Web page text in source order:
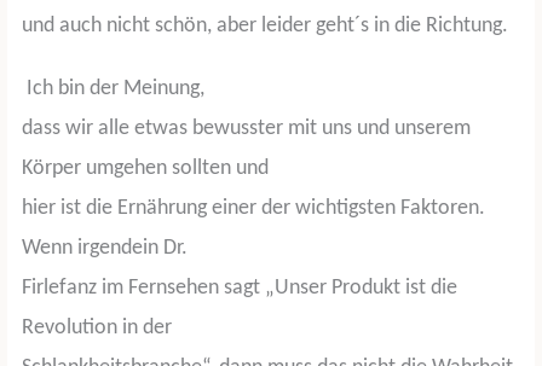
und auch nicht schön, aber leider geht´s in die Richtung.
Ich bin der Meinung,
dass wir alle etwas bewusster mit uns und unserem
Körper umgehen sollten und
hier ist die Ernährung einer der wichtigsten Faktoren.
Wenn irgendein Dr.
Firlefanz im Fernsehen sagt „Unser Produkt ist die
Revolution in der